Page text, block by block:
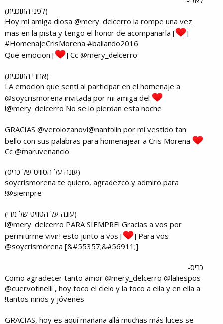
(לפני התוכנית)
Hoy mi amiga diosa @mery_delcerro la rompe una vez
mas en la pista y tengo el honor de acompañarla [
]
#HomenajeCrisMorena #bailando2016
Que emocion [
] Cc @mery_delcerro
(אחרי התוכנית)
LA emocion que senti al participar en el homenaje a
@soycrismorena invitada por mi amiga del
@mery_delcerro No se lo pierdan esta noche!
GRACIAS @verolozanovl@nantolin por mi vestido tan
bello con sus palabras para homenajear a Cris Morena
Cc @maruvenancio
(עונה על הטוויט של כריס)
soycrismorena te quiero, agradezco y admiro para
siempre@!
(עונה על הטוויט של מרי)
i@mery_delcerro PARA SIEMPRE! Gracias a vos por
permitirme vivir! esto junto a vos [
] Para vos
@soycrismorena [&#55357;&#56911;]​
כריס-
Como agradecer tanto amor @mery_delcerro @laliespos
@cuervotinelli , hoy toco el cielo y la toco a ella y en ella a
tantos niños y jóvenes!
GRACIAS, hoy es aquí mañana allá muchas más luces se